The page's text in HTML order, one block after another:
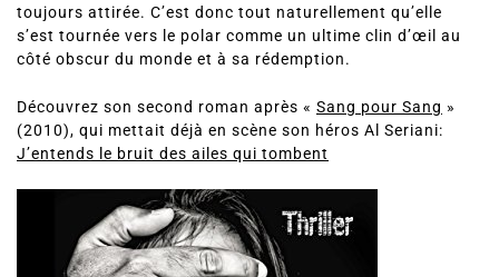
toujours attirée. C’est donc tout naturellement qu’elle
s’est tournée vers le polar comme un ultime clin d’œil au
côté obscur du monde et à sa rédemption.
Découvrez son second roman après « Sang pour Sang »
(2010), qui mettait déjà en scène son héros Al Seriani:
J’entends le bruit des ailes qui tombent